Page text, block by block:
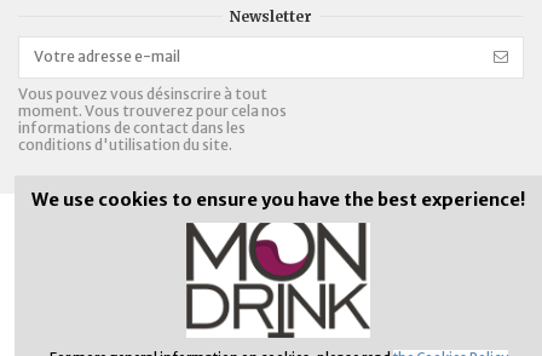
Newsletter
Vous pouvez vous désinscrire à tout
moment. Vous trouverez pour cela nos
informations de contact dans les
conditions d'utilisation du site.
Bières, alcopops et vins:16 ans révolus
Spiritueux:18 ans révolus
MonDrink Online Shop | Réalisation:
We use cookies to ensure you have the best experience!